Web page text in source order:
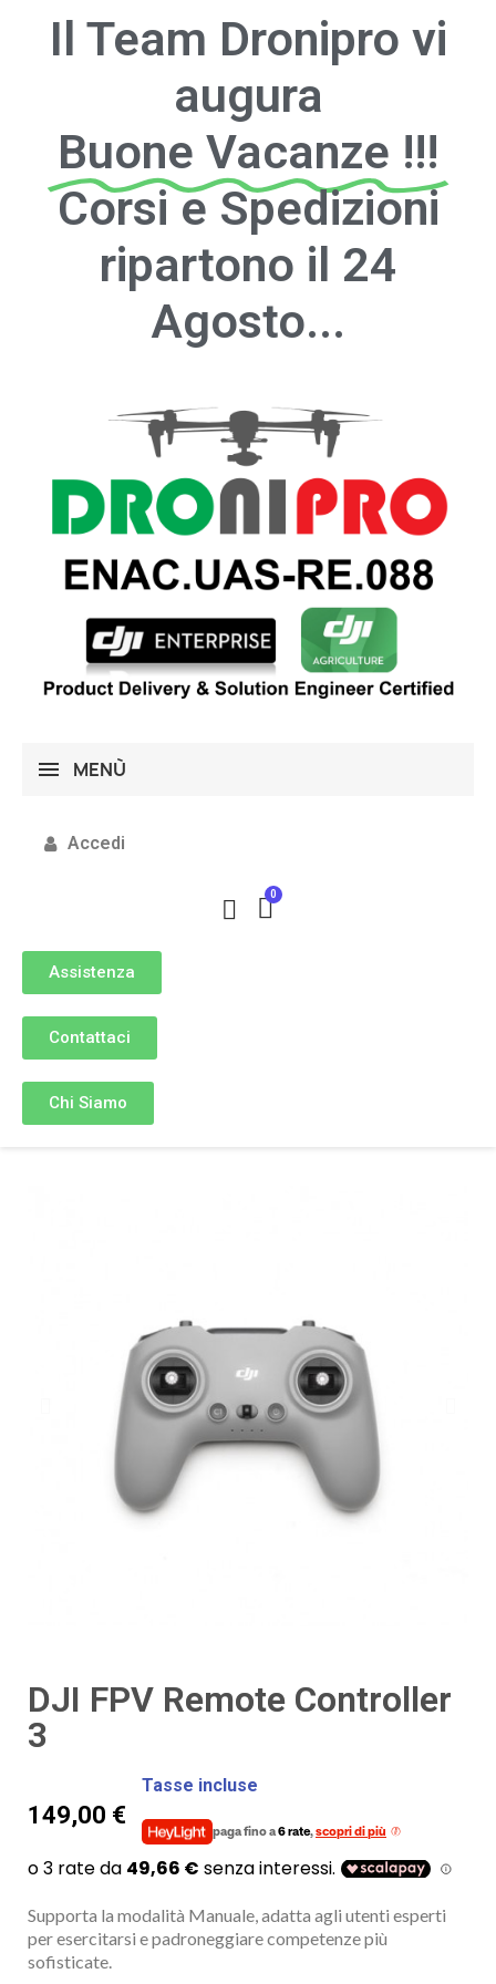
Il Team Dronipro vi
augura
Buone Vacanze !!!
Corsi e Spedizioni
ripartono il 24
Agosto...
MENÙ
Accedi
Assistenza
Contattaci
Chi Siamo
DJI FPV Remote Controller
3
149,00 €
Tasse incluse
paga fino a6 rate,scopri di più
Supporta la modalità Manuale, adatta agli utenti esperti
per esercitarsi e padroneggiare competenze più
sofisticate.‌‌